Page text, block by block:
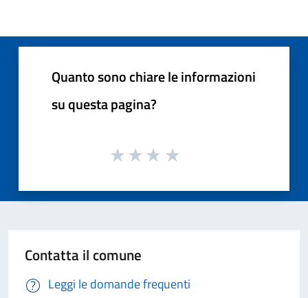
Quanto sono chiare le informazioni
su questa pagina?
Contatta il comune
Leggi le domande frequenti